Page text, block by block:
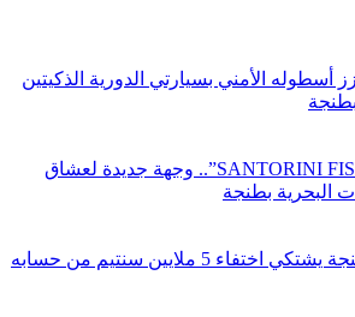
أسطوله الأمني بسيارتي الدورية الذكيتين
افتتاح مطعم “SANTORINI FISH”.. وجهة جديدة لعشاق
البحرية بطنجة
عامل توصيل بطنجة يشتكي اختفاء 5 ملايين سنتيم من حسابه